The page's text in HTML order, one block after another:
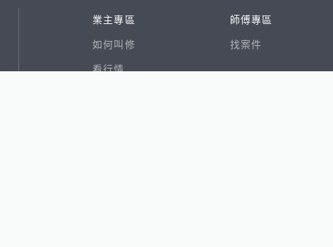
業主專區
如何叫修
看行情
師傅專區
找案件